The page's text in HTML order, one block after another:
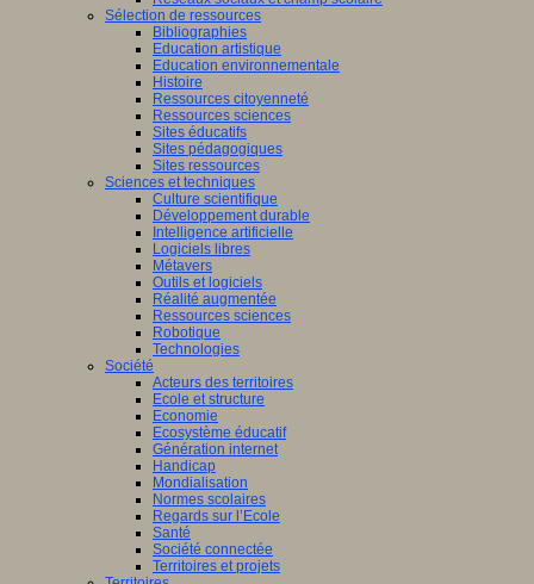
Sélection de ressources
Bibliographies
Education artistique
Education environnementale
Histoire
Ressources citoyenneté
Ressources sciences
Sites éducatifs
Sites pédagogiques
Sites ressources
Sciences et techniques
Culture scientifique
Développement durable
Intelligence artificielle
Logiciels libres
Métavers
Outils et logiciels
Réalité augmentée
Ressources sciences
Robotique
Technologies
Société
Acteurs des territoires
Ecole et structure
Economie
Ecosystème éducatif
Génération internet
Handicap
Mondialisation
Normes scolaires
Regards sur l’Ecole
Santé
Société connectée
Territoires et projets